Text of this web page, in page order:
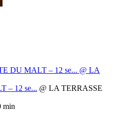
DU MALT – 12 se... @ LA
– 12 se... @ LA TERRASSE
min